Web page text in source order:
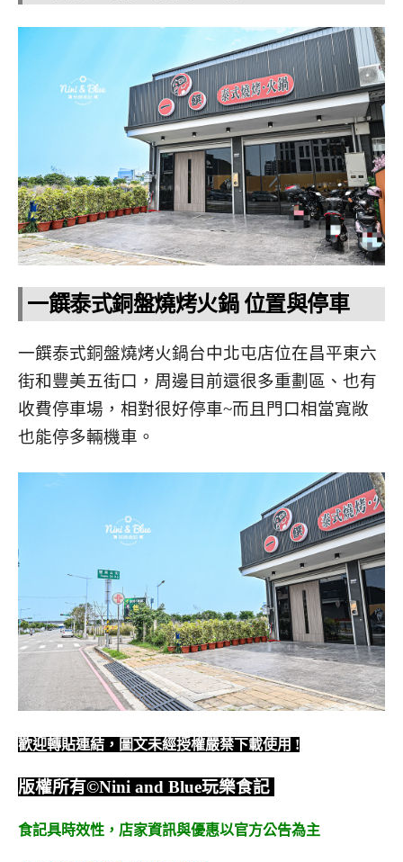
一饌泰式銅盤燒烤火鍋 位置與停車
一饌泰式銅盤燒烤火鍋台中北屯店位在昌平東六
街和豐美五街口，周邊目前還很多重劃區、也有
收費停車場，相對很好停車~而且門口相當寬敞
也能停多輛機車。
歡迎轉貼連結，圖文未經授權嚴禁下載使用 !
版權所有©Nini and Blue玩樂食記
食記具時效性， 店家資訊與優惠以官方公告為主